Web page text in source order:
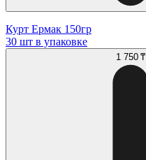
Курт Ермак 150гр
30 шт в упаковке
1 750 ₸